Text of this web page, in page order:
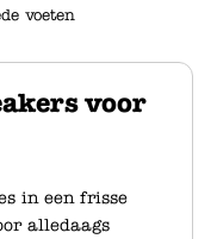
voeten
voor
in een frisse
alledaags